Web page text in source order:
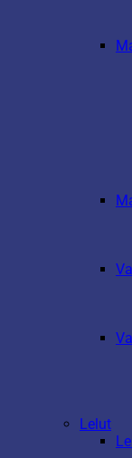
Lelut